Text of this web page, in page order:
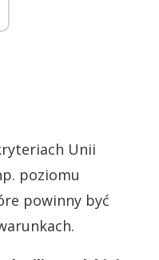
Unii
poziomu
powinny być